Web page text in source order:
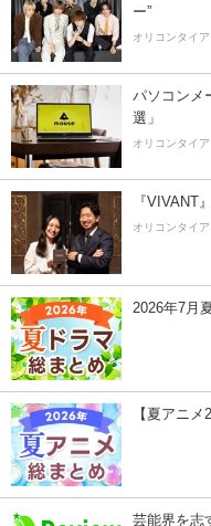
ー”
オリコンタイ
パソコンメ
選」
オリコンタイ
『VIVANT
オリコンタイ
2026年7月
【夏アニ
芸能界を志